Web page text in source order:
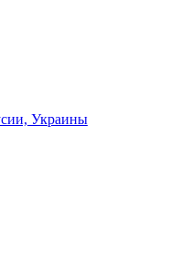
Украины